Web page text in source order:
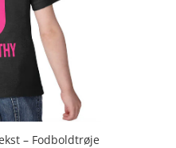
– Fodboldtrøje